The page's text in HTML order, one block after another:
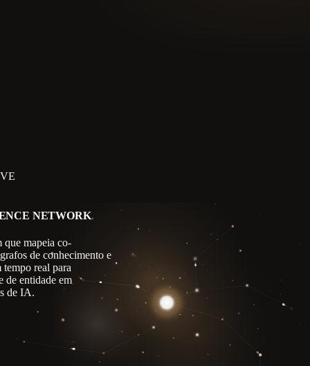
NETWORK
que mapeia co-
de conhecimento e
tempo real para
de entidade em
de IA.